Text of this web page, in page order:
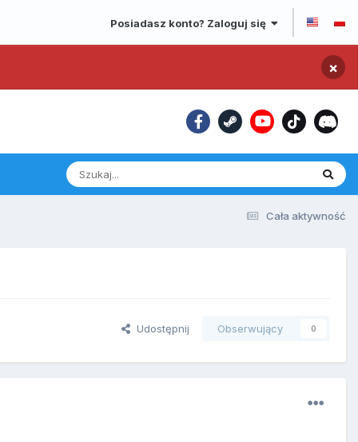
Posiadasz konto? Zaloguj się
×
Cała aktywność
Udostępnij Obserwujący 0